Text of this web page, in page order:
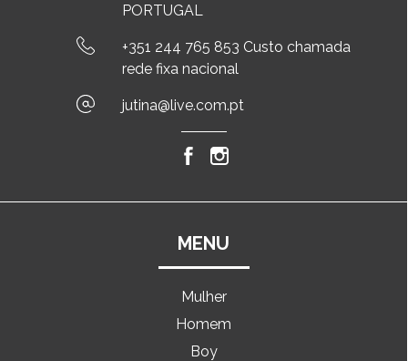
PORTUGAL
+351 244 765 853 Custo chamada
rede fixa nacional
jutina@live.com.pt
MENU
Mulher
Homem
Boy